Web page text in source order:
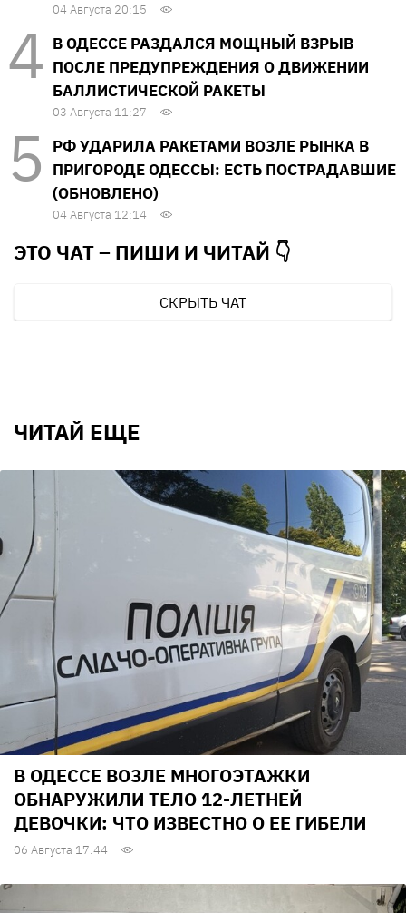
04 Августа 20:15
В ОДЕССЕ РАЗДАЛСЯ МОЩНЫЙ ВЗРЫВ
ПОСЛЕ ПРЕДУПРЕЖДЕНИЯ О ДВИЖЕНИИ
БАЛЛИСТИЧЕСКОЙ РАКЕТЫ
03 Августа 11:27
РФ УДАРИЛА РАКЕТАМИ ВОЗЛЕ РЫНКА В
ПРИГОРОДЕ ОДЕССЫ: ЕСТЬ ПОСТРАДАВШИЕ
(ОБНОВЛЕНО)
04 Августа 12:14
ЭТО ЧАТ – ПИШИ И ЧИТАЙ 👇
СКРЫТЬ ЧАТ
ЧИТАЙ ЕЩЕ
В ОДЕССЕ ВОЗЛЕ МНОГОЭТАЖКИ
ОБНАРУЖИЛИ ТЕЛО 12-ЛЕТНЕЙ
ДЕВОЧКИ: ЧТО ИЗВЕСТНО О ЕЕ ГИБЕЛИ
06 Августа 17:44